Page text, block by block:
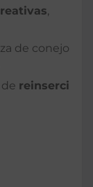
,
de conejo
reinserci